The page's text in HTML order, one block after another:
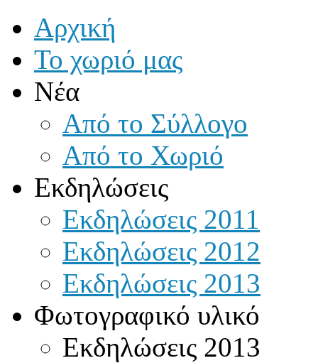
Αρχική
Το χωριό μας
Νέα
Από το Σύλλογο
Από το Χωριό
Εκδηλώσεις
Εκδηλώσεις 2011
Εκδηλώσεις 2012
Εκδηλώσεις 2013
Φωτογραφικό υλικό
Εκδηλώσεις 2013